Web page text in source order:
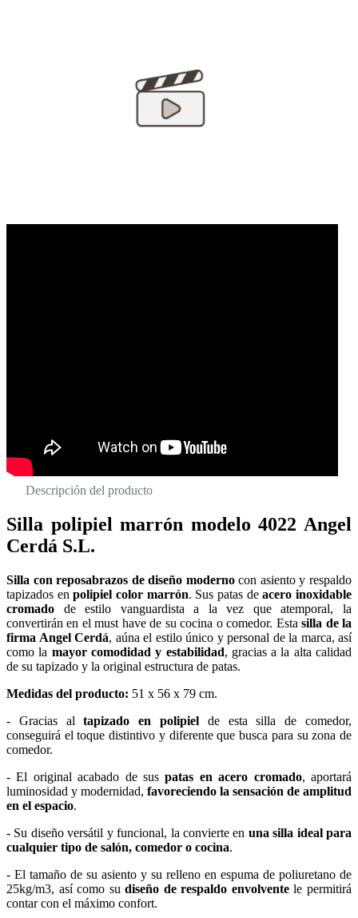
Descripción del producto
Silla polipiel marrón modelo 4022 Angel
Cerdá S.L.
Silla con reposabrazos de diseño modernocon asiento y respaldo
tapizados enpolipiel color marrón. Sus patas deacero inoxidable
cromado de estilo vanguardista a la vez que atemporal, la
convertirán en el must have de su cocina o comedor. Estasilla de la
firma Angel Cerdá, aúna el estilo único y personal de la marca, así
como la mayor comodidad y estabilidad, gracias a la alta calidad
de su tapizado y la original estructura de patas.
Medidas del producto: 51 x 56 x 79 cm.
- Gracias altapizado en polipiel de esta silla de comedor,
conseguirá el toque distintivo y diferente que busca para su zona de
comedor.
- El original acabado de suspatas en acero cromado, aportará
luminosidad y modernidad, favoreciendo la sensación de amplitud
en el espacio.
- Su diseño versátil y funcional, la convierte en una silla ideal para
cualquier tipo de salón, comedor o cocina.
- El tamaño de su asiento y su relleno en espuma de poliuretano de
25kg/m3, así como sudiseño de respaldo envolventele permitirá
contar con el máximo confort.